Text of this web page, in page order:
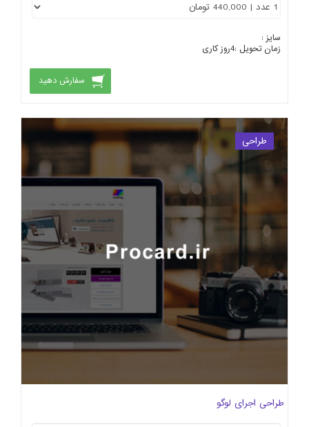
سایز :
زمان تحویل :4روز کاری
سفارش دهید
طراحی
طراحی اجرای لوگو